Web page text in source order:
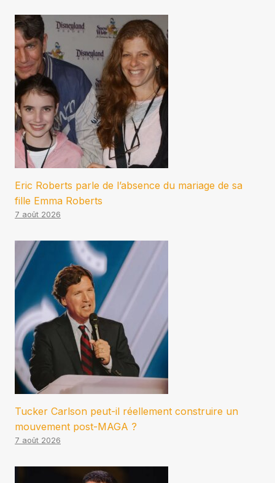
Eric Roberts parle de l’absence du mariage de sa
fille Emma Roberts
7 août 2026
Tucker Carlson peut-il réellement construire un
mouvement post-MAGA ?
7 août 2026